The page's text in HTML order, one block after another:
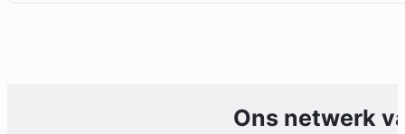
Ons netwerk